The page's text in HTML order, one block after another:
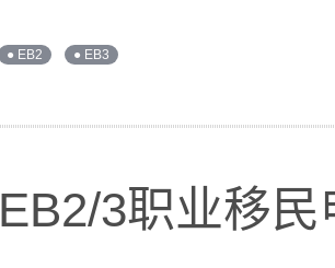
● EB2 ● EB3
EB2/3职业移